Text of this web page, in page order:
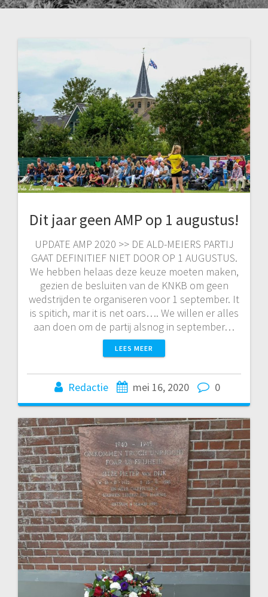
Dit jaar geen AMP op 1 augustus!
UPDATE AMP 2020 >> DE ALD-MEIERS PARTIJ
GAAT DEFINITIEF NIET DOOR OP 1 AUGUSTUS.
We hebben helaas deze keuze moeten maken,
gezien de besluiten van de KNKB om geen
wedstrijden te organiseren voor 1 september. It
is spitich, mar it is net oars…. We willen er alles
aan doen om de partij alsnog in september…
LEES MEER
Redactie mei 16, 2020 0